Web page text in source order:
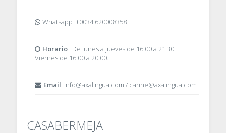
Whatsapp +0034 620008358
HorarioDe lunes a jueves de 16.00 a 21.30.
Viernes de 16.00 a 20.00.
Email info@axalingua.com / carine@axalingua.com
CASABERMEJA